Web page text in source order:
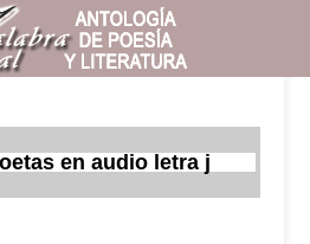
en audio letra j